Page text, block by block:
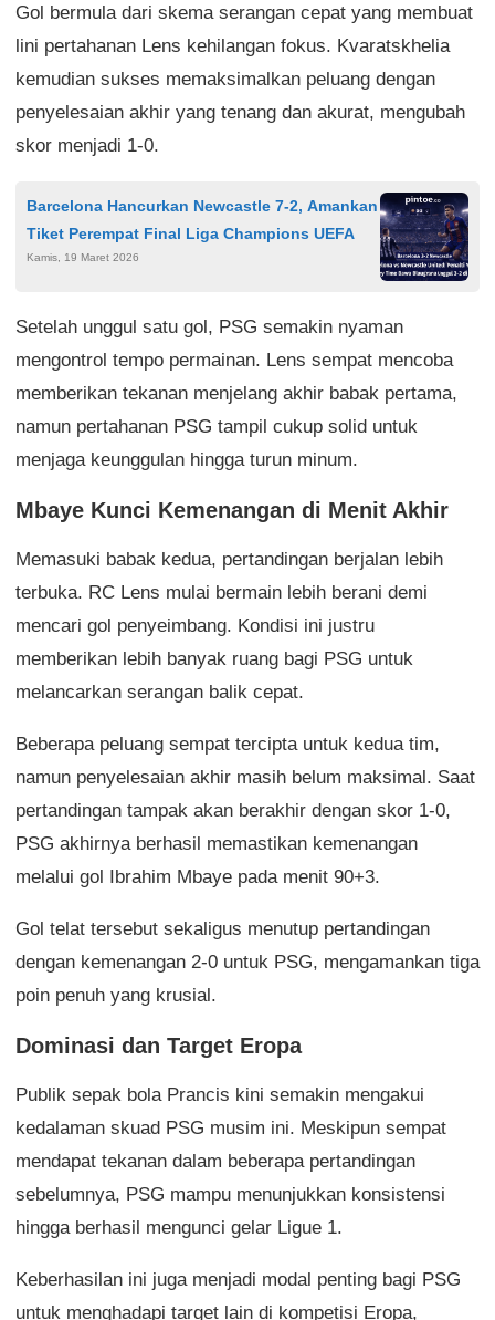
Gol bermula dari skema serangan cepat yang membuat
lini pertahanan Lens kehilangan fokus. Kvaratskhelia
kemudian sukses memaksimalkan peluang dengan
penyelesaian akhir yang tenang dan akurat, mengubah
skor menjadi 1-0.
Barcelona Hancurkan Newcastle 7-2, Amankan
Tiket Perempat Final Liga Champions UEFA
Kamis, 19 Maret 2026
Setelah unggul satu gol, PSG semakin nyaman
mengontrol tempo permainan. Lens sempat mencoba
memberikan tekanan menjelang akhir babak pertama,
namun pertahanan PSG tampil cukup solid untuk
menjaga keunggulan hingga turun minum.
Mbaye Kunci Kemenangan di Menit Akhir
Memasuki babak kedua, pertandingan berjalan lebih
terbuka. RC Lens mulai bermain lebih berani demi
mencari gol penyeimbang. Kondisi ini justru
memberikan lebih banyak ruang bagi PSG untuk
melancarkan serangan balik cepat.
Beberapa peluang sempat tercipta untuk kedua tim,
namun penyelesaian akhir masih belum maksimal. Saat
pertandingan tampak akan berakhir dengan skor 1-0,
PSG akhirnya berhasil memastikan kemenangan
melalui gol Ibrahim Mbaye pada menit 90+3.
Gol telat tersebut sekaligus menutup pertandingan
dengan kemenangan 2-0 untuk PSG, mengamankan tiga
poin penuh yang krusial.
Dominasi dan Target Eropa
Publik sepak bola Prancis kini semakin mengakui
kedalaman skuad PSG musim ini. Meskipun sempat
mendapat tekanan dalam beberapa pertandingan
sebelumnya, PSG mampu menunjukkan konsistensi
hingga berhasil mengunci gelar Ligue 1.
Keberhasilan ini juga menjadi modal penting bagi PSG
untuk menghadapi target lain di kompetisi Eropa,